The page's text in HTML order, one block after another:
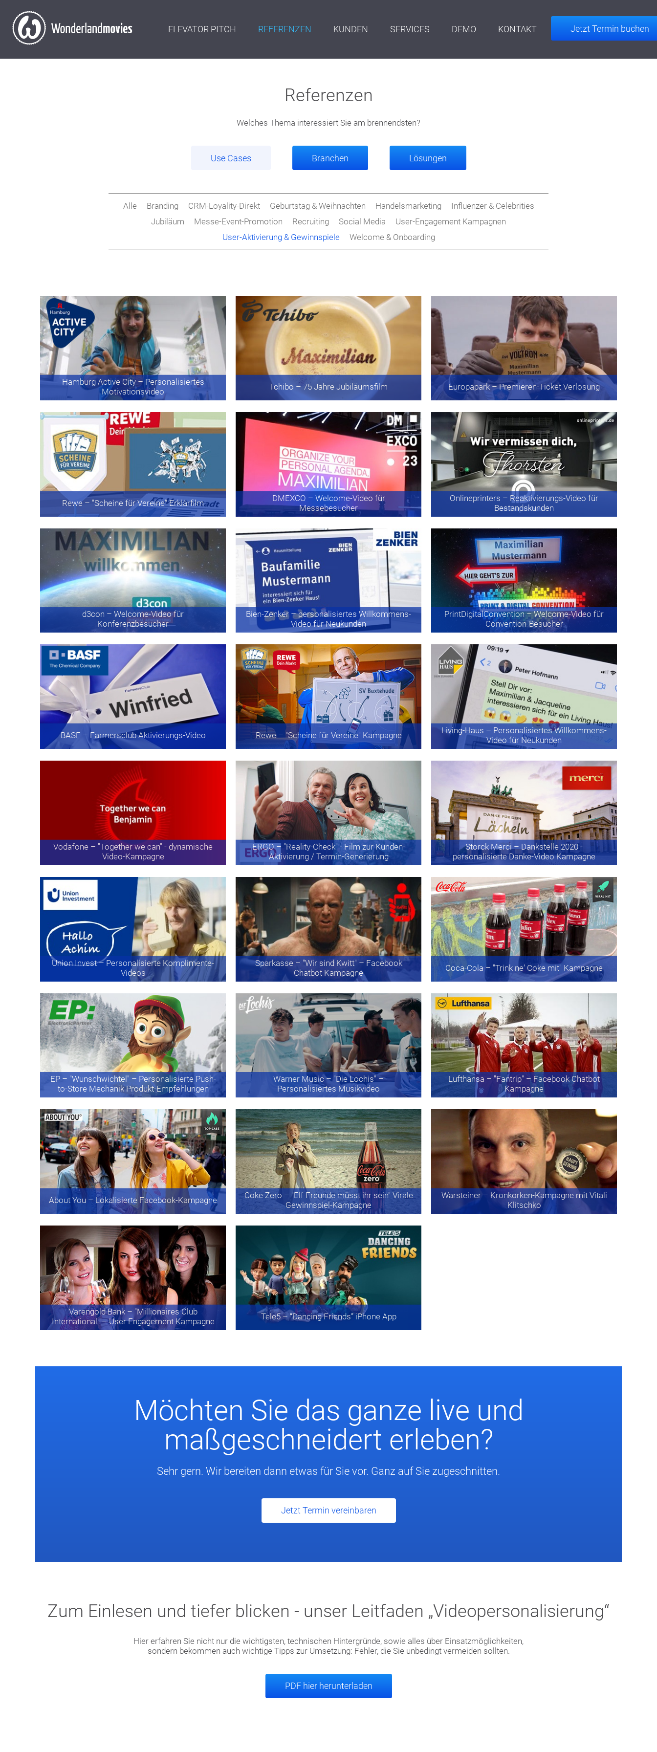
ELEVATOR PITCH REFERENZEN KUNDEN SERVICES DEMO KONTAKT Jetzt Termin buchen
Referenzen
Welches Thema interessiert Sie am brennendsten?
Use Cases Branchen Lösungen
Alle Branding CRM-Loyality-Direkt Geburtstag & Weihnachten Handelsmarketing
Influenzer & Celebrities
Jubiläum
Messe-Event-Promotion Recruiting Social Media
User-Engagement Kampagnen
User-Aktivierung & Gewinnspiele
Welcome & Onboarding
Hamburg Active City– Personalisiertes
Motivationsvideo
Tchibo – 75 Jahre Jubiläumsfilm Europapark– Premieren-Ticket Verlosung
Rewe– "Scheine für Vereine" Erklärfilm DMEXCO – Welcome-Video für
Messebesucher
Onlineprinters – Reaktivierungs-Video für
Bestandskunden
d3con – Welcome-Video für
Konferenzbesucher
Bien-Zenker– personalisiertes Willkommens-
Video für Neukunden
PrintDigitalConvention– Welcome-Video für
Convention-Besucher
BASF – Farmersclub Aktivierungs-Video Rewe– "Scheine für Vereine" Kampagne Living-Haus – Personalisiertes Willkommens-
Video für Neukunden
Vodafone – "Together we can" - dynamische
Video-Kampagne
ERGO– "Reality-Check" - Film zur Kunden-
Aktivierung / Termin-Generierung
Storck Merci – Dankstelle 2020 -
personalisierte Danke-Video Kampagne
Union Invest– Personalisierte Komplimente-
Videos
Sparkasse– "Wir sind Kwitt" – Facebook
Chatbot Kampagne
Coca-Cola – "Trink ne' Coke mit" Kampagne
EP– "Wunschwichtel" – Personalisierte Push-
to-Store Mechanik Produkt-Empfehlungen
Warner Music – "Die Lochis" –
Personalisiertes Musikvideo
Lufthansa – "Fantrip" – Facebook Chatbot
Kampagne
About You – Lokalisierte Facebook-Kampagne Coke Zero – "Elf Freunde müsst ihr sein" Virale
Gewinnspiel-Kampagne
Warsteiner– Kronkorken-Kampagne mit Vitali
Klitschko
Varengold Bank– "Millionaires Club
International" – User Engagement Kampagne
Tele5– “Dancing Friends” iPhone App
Möchten Sie das ganze live und
maßgeschneidert erleben?
Sehr gern. Wir bereiten dann etwas für Sie vor. Ganz auf Sie zugeschnitten.
Jetzt Termin vereinbaren
Zum Einlesen und tiefer blicken - unser Leitfaden „Videopersonalisierung“
Hier erfahren Sie nicht nur die wichtigsten, technischen Hintergründe, sowie alles über Einsatzmöglichkeiten,
sondern bekommen auch wichtige Tipps zur Umsetzung: Fehler, die Sie unbedingt vermeiden sollten.
PDF hier herunterladen